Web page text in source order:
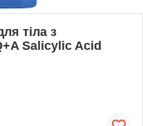
тіла з
Salicylic Acid